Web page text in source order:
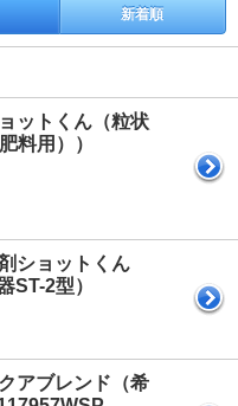
新着順
ットくん（粒状
料用））
ショットくん
ST-2型）
アブレンド（希